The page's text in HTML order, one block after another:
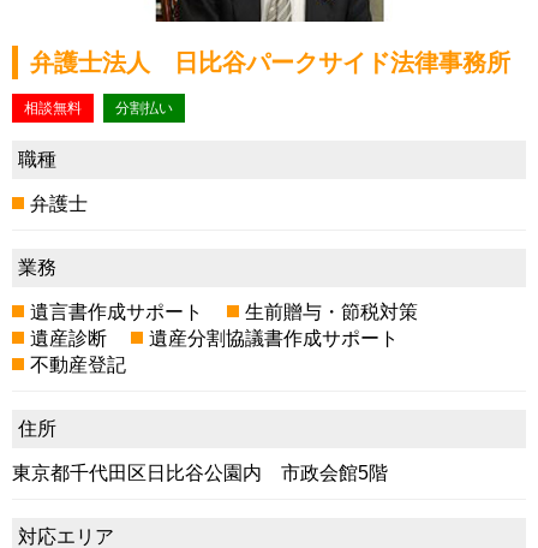
弁護士法人 日比谷パークサイド法律事務所
相談無料 分割払い
職種
弁護士
業務
遺言書作成サポート
生前贈与・節税対策
遺産診断
遺産分割協議書作成サポート
不動産登記
住所
東京都千代田区日比谷公園内 市政会館5階
対応エリア